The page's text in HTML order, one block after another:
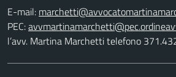
E-mail:
PEC:
l’avv. Martina Marchetti telefono